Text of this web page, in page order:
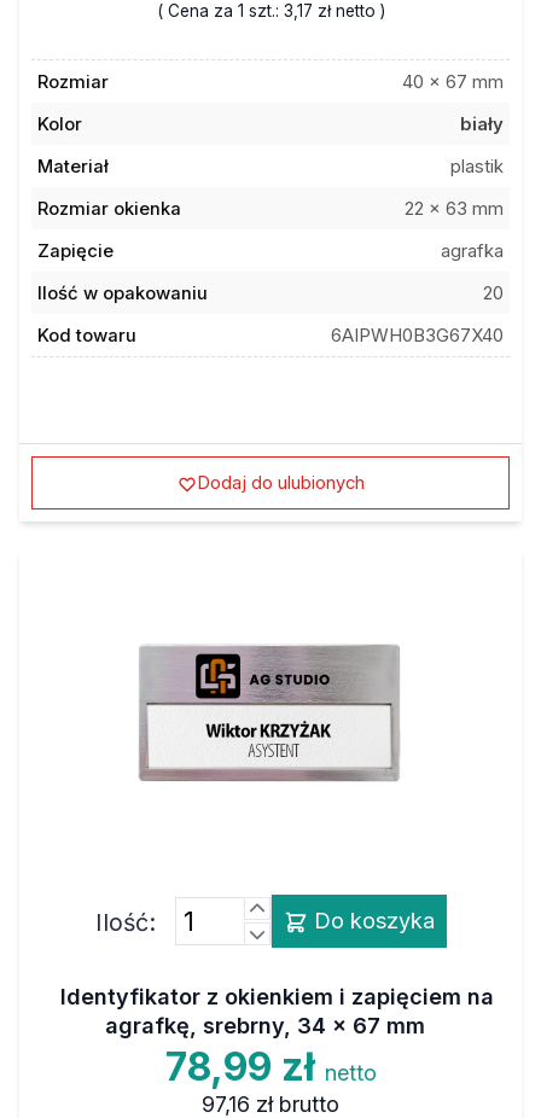
( Cena za 1 szt.: 3,17 złnetto )
Rozmiar
40 x 67 mm
Kolor
biały
Materiał
plastik
Rozmiar okienka
22 x 63 mm
Zapięcie
agrafka
Ilość w opakowaniu
20
Kod towaru
6AIPWH0B3G67X40
Dodaj do ulubionych
Ilość: Do koszyka
Identyfikator z okienkiem i zapięciem na
agrafkę, srebrny, 34 x 67 mm
78,99 zł netto
97,16 zł brutto